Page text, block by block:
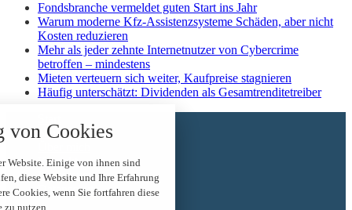
Fondsbranche vermeldet guten Start ins Jahr
Warum moderne Kfz-Assistenzsysteme Schäden, aber nicht
Kosten reduzieren
Mehr als jeder zehnte Internetnutzer von Cybercrime
betroffen – mindestens
Mieten verteuern sich weiter, Kaufpreise stagnieren
Häufig unterschätzt: Dividenden als Gesamtrenditetreiber
News
Kontakt
Impressum
Datenschutz
von Cookies
Website. Einige von ihnen sind
diese Website und Ihre Erfahrung
Cookies, wenn Sie fortfahren diese
zu nutzen.
alle verwendeten Cookies und
Kategorien zu akzeptieren
Notwendig